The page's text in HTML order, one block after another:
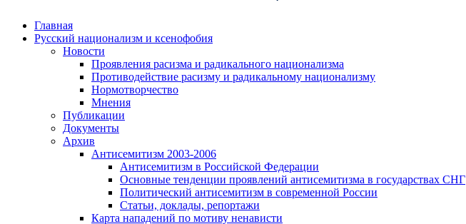
Главная
Русский национализм и ксенофобия
Новости
Проявления расизма и радикального национализма
Противодействие расизму и радикальному национализму
Нормотворчество
Мнения
Публикации
Документы
Архив
Антисемитизм 2003-2006
Антисемитизм в Российской Федерации
Основные тенденции проявлений антисемитизма в государствах СНГ
Политический антисемитизм в современной России
Статьи, доклады, репортажи
Карта нападений по мотиву ненависти